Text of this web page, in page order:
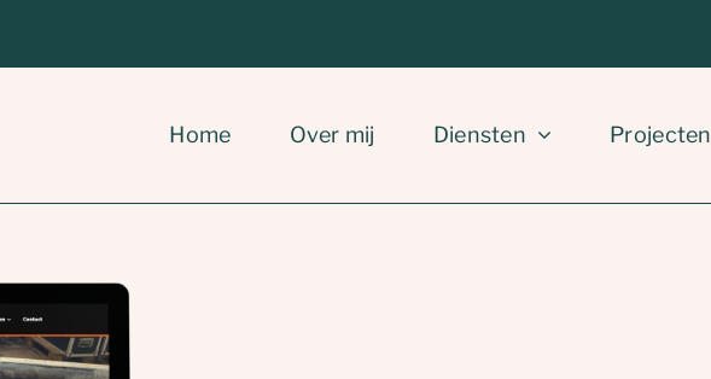
Home Over mij Diensten Projecten